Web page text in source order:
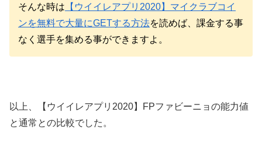
そんな時は 【ウイイレアプリ2020】マイクラブコイ
ンを無料で大量にGETする方法を読めば、課金する事
なく選手を集める事ができますよ。
以上、【ウイイレアプリ2020】FPファビーニョの能力値
と通常との比較でした。